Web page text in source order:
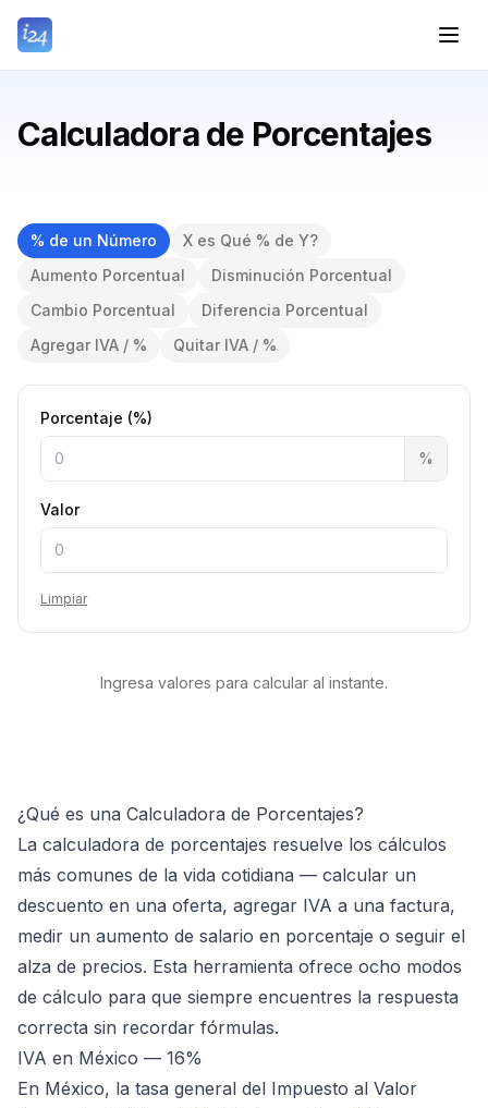
Calculadora de Porcentajes
% de un Número
X es Qué % de Y?
Aumento Porcentual
Disminución Porcentual
Cambio Porcentual
Diferencia Porcentual
Agregar IVA / %
Quitar IVA / %
Porcentaje (%)
%
Valor
Limpiar
Ingresa valores para calcular al instante.
¿Qué es una Calculadora de Porcentajes?
La calculadora de porcentajes resuelve los cálculos
más comunes de la vida cotidiana — calcular un
descuento en una oferta, agregar IVA a una factura,
medir un aumento de salario en porcentaje o seguir el
alza de precios. Esta herramienta ofrece ocho modos
de cálculo para que siempre encuentres la respuesta
correcta sin recordar fórmulas.
IVA en México — 16%
En México, la tasa general del Impuesto al Valor